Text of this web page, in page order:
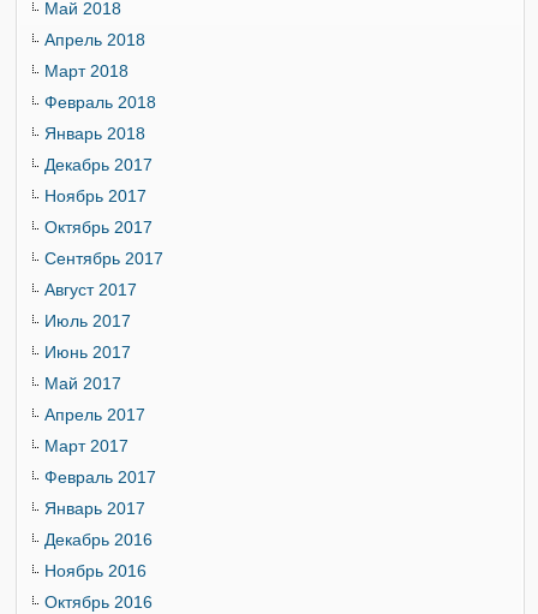
Май 2018
Апрель 2018
Март 2018
Февраль 2018
Январь 2018
Декабрь 2017
Ноябрь 2017
Октябрь 2017
Сентябрь 2017
Август 2017
Июль 2017
Июнь 2017
Май 2017
Апрель 2017
Март 2017
Февраль 2017
Январь 2017
Декабрь 2016
Ноябрь 2016
Октябрь 2016